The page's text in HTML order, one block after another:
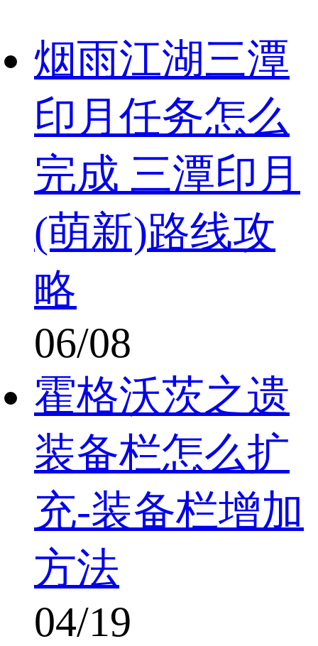
烟雨江湖三潭
印月任务怎么
完成 三潭印月
(萌新)路线攻
略
06/08
霍格沃茨之遗
装备栏怎么扩
充-装备栏增加
方法
04/19